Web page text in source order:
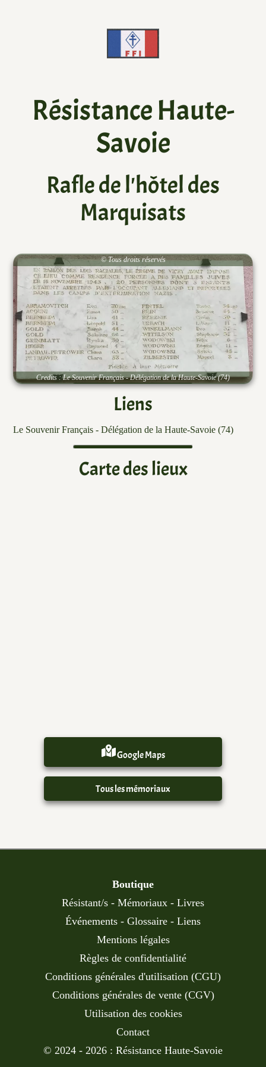
Résistance Haute-
Savoie
Rafle de l'hôtel des
Marquisats
Galerie de pages © Tous droits réservés
Credits : Le Souvenir Français - Délégation de la Haute-Savoie (74)
Vous avez une/des photo/s ?
Contactez-nous
Type :Plaque
Inscription :
En raison des lois raciales, le régime de Vichy avait imposé ce
lieu comme résidence forcée à des familles juives.
Le 16 novembre 1943, 20 personnes dont 5 enfants étaient
arrêtées par l'occupant allemand et déportées dans les camps
d'extermination nazis.
Liens
Le Souvenir Français - Délégation de la Haute-Savoie (74)
Carte des lieux
Google Maps
Tous les mémoriaux
Boutique
Résistant/s - Mémoriaux - Livres
Événements - Glossaire - Liens
Mentions légales
Règles de confidentialité
Conditions générales d'utilisation (CGU)
Conditions générales de vente (CGV)
Utilisation des cookies
Contact
© 2024 - 2026 : Résistance Haute-Savoie